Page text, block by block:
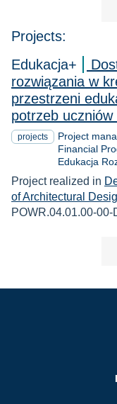
Projects:
Edukacja+
rozwiązania w
przestrzeni
potrzeb
projects Project
Financial
Edukacja
Project realized in
of Architectural
POWR.04.01.00-